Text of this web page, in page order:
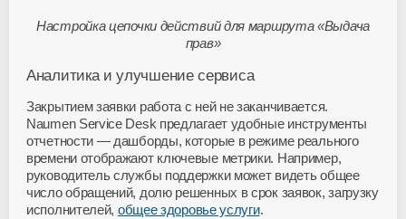
Настройка цепочки действий для маршрута «Выдача
прав»
Аналитика и улучшение сервиса
Закрытием заявки работа с ней не заканчивается.
Naumen Service Desk предлагает удобные инструменты
отчетности — дашборды, которые в режиме реального
времени отображают ключевые метрики. Например,
руководитель службы поддержки может видеть общее
число обращений, долю решенных в срок заявок, загрузку
исполнителей, общее здоровье услуги.